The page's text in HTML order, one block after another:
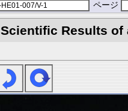
ページ
Scientific Results of